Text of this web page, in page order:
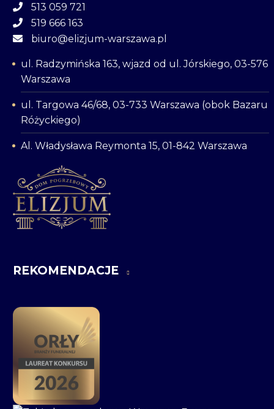
513 059 721
519 666 163
biuro@elizjum-warszawa.pl
ul. Radzymińska 163, wjazd od ul. Jórskiego, 03-576
Warszawa
ul. Targowa 46/68, 03-733 Warszawa (obok Bazaru
Różyckiego)
Al. Władysława Reymonta 15, 01-842 Warszawa
REKOMENDACJE